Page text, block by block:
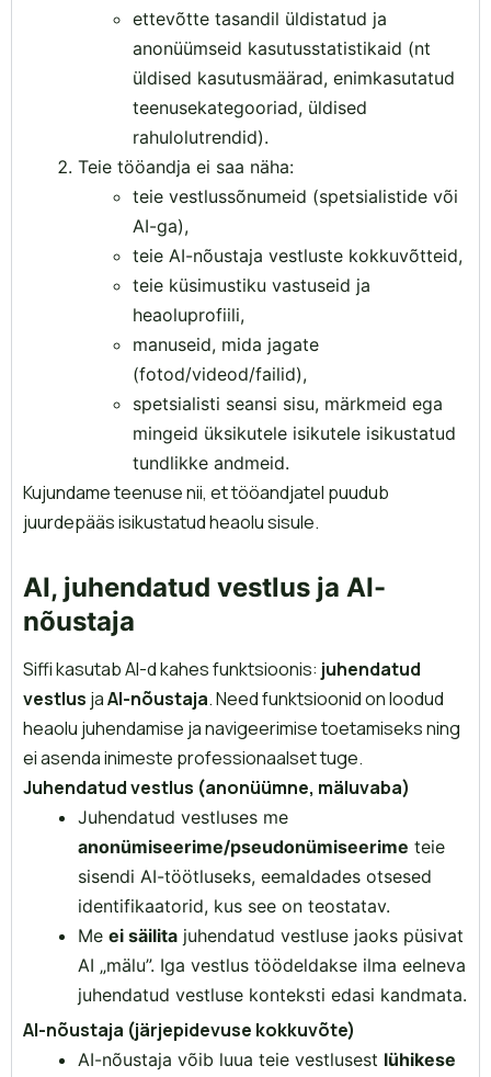
ettevõtte tasandil üldistatud ja
anonüümseid kasutusstatistikaid (nt
üldised kasutusmäärad, enimkasutatud
teenusekategooriad, üldised
rahulolutrendid).
Teie tööandja ei saa näha:
teie vestlussõnumeid (spetsialistide või
AI-ga),
teie AI-nõustaja vestluste kokkuvõtteid,
teie küsimustiku vastuseid ja
heaoluprofiili,
manuseid, mida jagate
(fotod/videod/failid),
spetsialisti seansi sisu, märkmeid ega
mingeid üksikutele isikutele isikustatud
tundlikke andmeid.
Kujundame teenuse nii, et tööandjatel puudub
juurdepääs isikustatud heaolu sisule.
AI, juhendatud vestlus ja AI-
nõustaja
Siffi kasutab AI-d kahes funktsioonis: juhendatud
vestlus jaAI-nõustaja. Need funktsioonid on loodud
heaolu juhendamise ja navigeerimise toetamiseks ning
ei asenda inimeste professionaalset tuge.
Juhendatud vestlus (anonüümne, mäluvaba)
Juhendatud vestluses me
anonümiseerime/pseudonümiseerime teie
sisendi AI-töötluseks, eemaldades otsesed
identifikaatorid, kus see on teostatav.
Me ei säilita juhendatud vestluse jaoks püsivat
AI „mälu”. Iga vestlus töödeldakse ilma eelneva
juhendatud vestluse konteksti edasi kandmata.
AI-nõustaja (järjepidevuse kokkuvõte)
AI-nõustaja võib luua teie vestlusest lühikese